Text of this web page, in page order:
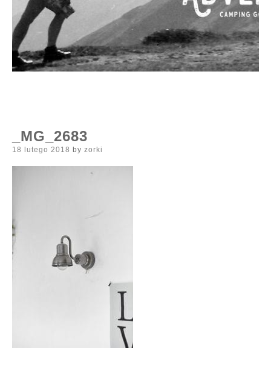
_MG_2683
Posted
18 lutego 2018 by zorki